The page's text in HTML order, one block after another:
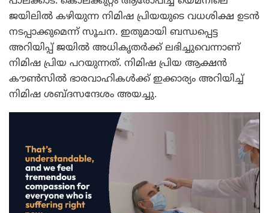
ജയിലിൽ കഴിയുന്ന നിമിഷ പ്രിയയുടെ വധശിക്ഷ ഉടൻ
നടപ്പാക്കുമെന്ന് സൂചന. ഇതുമായി ബന്ധപ്പെട്ട
അറിയിപ്പ് ജയിൽ അധികൃതർക്ക് ലഭിച്ചുവെന്നാണ്
നിമിഷ പ്രിയ പറയുന്നത്. നിമിഷ പ്രിയ ആക്ഷൻ
കൗൺസിൽ ഭാരവാഹികൾക്ക് ഇക്കാര്യം അറിയിച്ച്
നിമിഷ ശബ്ദസന്ദേശം അയച്ചു.